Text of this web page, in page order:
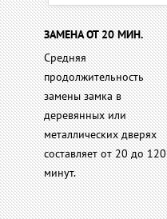
ЗАМЕНА ОТ 20 МИН.
Средняя
продолжительность
замены замка в
деревянных или
металлических дверях
составляет от 20 до 120
минут.